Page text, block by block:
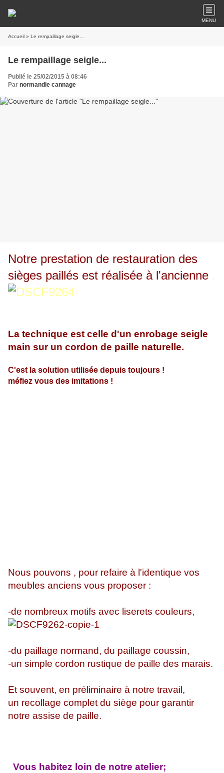
MENU
Accueil » Le rempaillage seigle...
Le rempaillage seigle...
Publié le 25/02/2015 à 08:46
Par normandie cannage
Notre prestation de restauration des
sièges paillés est réalisée à l'ancienne .
La technique est celle d'un enrobage seigle
main sur un cordon de paille naturelle.
C'est la solution utilisée depuis toujours !
méfiez vous des imitations !
Nous pouvons , pour refaire à l'identique vos
meubles anciens vous proposer :
-de nombreux motifs avec liserets couleurs,
-du paillage normand, du paillage coussin,
-un simple cordon rustique de paille des marais.
Et souvent, en préliminaire à notre travail,
un recollage complet du siège pour garantir
notre assise de paille.
Vous habitez loin de notre atelier;